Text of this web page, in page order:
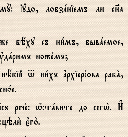
їyдо, лобзaніемъ ли сн7а
бёху съ ни1мъ, бывaемое,
ножeмъ;
t ни1хъ ґрхіерeова рабA,
њстaвите до сегw2. И#
є3го2.